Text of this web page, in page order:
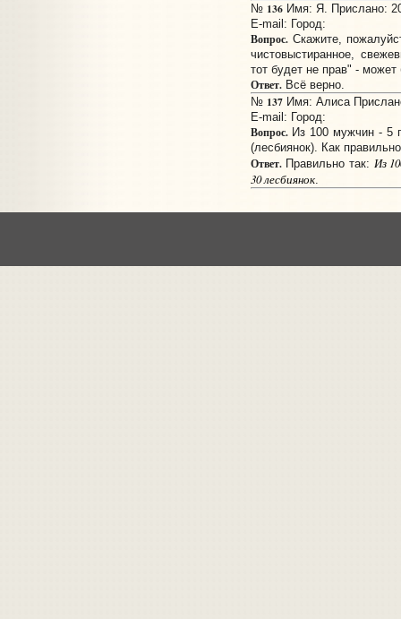
№ 136Имя: Я. Прислано:
E-mail: Город:
Вопрос.Скажите,
чистовыстиранное,
тот будет не прав" - может
Ответ.Всё верно.
№ 137Имя: Алиса
E-mail: Город:
Вопрос.Из 100 мужчин - 5
(лесбиянок). Как
Ответ.Правильно так: Из
30 лесбиянок.